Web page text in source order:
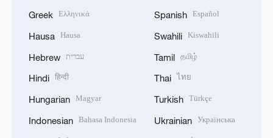
Greek Ελληνικά
Hausa Hausa
Hebrew עברית
Hindi हिन्दी
Hungarian Magyar
Indonesian Bahasa Indonesia
Spanish Español
Swahili Kiswahili
Tamil தமிழ்
Thai ไทย
Turkish Türkçe
Ukrainian Українська